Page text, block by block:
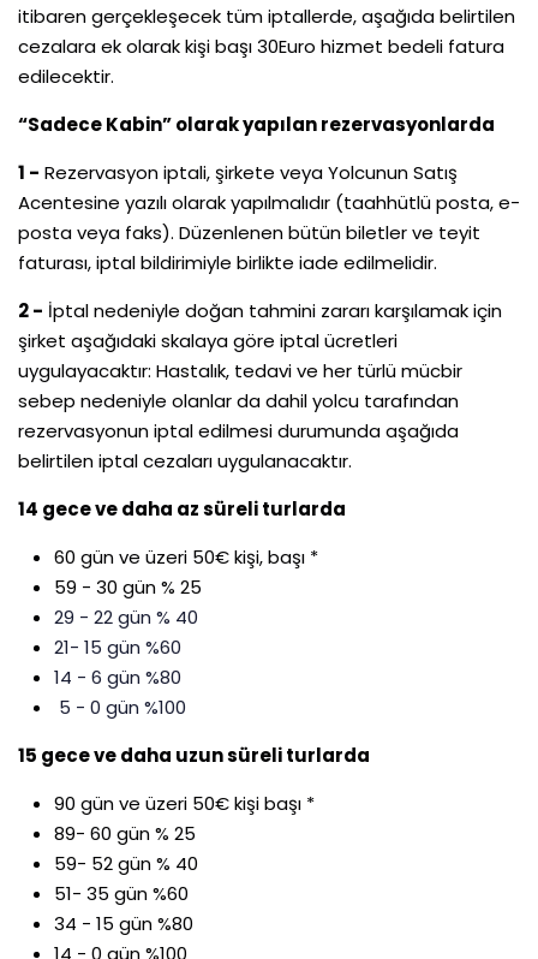
itibaren gerçekleşecek tüm iptallerde, aşağıda belirtilen
cezalara ek olarak kişi başı 30Euro hizmet bedeli fatura
edilecektir.
“Sadece Kabin” olarak yapılan rezervasyonlarda
1 - Rezervasyon iptali, şirkete veya Yolcunun Satış
Acentesine yazılı olarak yapılmalıdır (taahhütlü posta, e-
posta veya faks). Düzenlenen bütün biletler ve teyit
faturası, iptal bildirimiyle birlikte iade edilmelidir.
2 - İptal nedeniyle doğan tahmini zararı karşılamak için
şirket aşağıdaki skalaya göre iptal ücretleri
uygulayacaktır: Hastalık, tedavi ve her türlü mücbir
sebep nedeniyle olanlar da dahil yolcu tarafından
rezervasyonun iptal edilmesi durumunda aşağıda
belirtilen iptal cezaları uygulanacaktır.
14 gece ve daha az süreli turlarda
60 gün ve üzeri 50€ kişi, başı *
59 - 30 gün % 25
29 - 22 gün % 40
21- 15 gün %60
14 - 6 gün %80
5 - 0 gün %100
15 gece ve daha uzun süreli turlarda
90 gün ve üzeri 50€ kişi başı *
89- 60 gün % 25
59- 52 gün % 40
51- 35 gün %60
34 - 15 gün %80
14 - 0 gün %100